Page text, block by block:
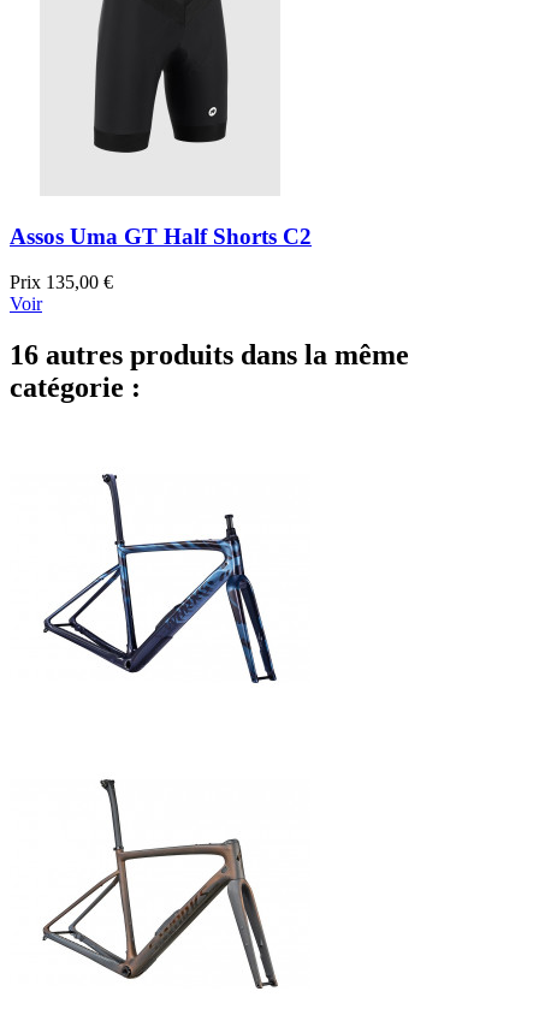
Assos Uma GT Half Shorts C2
Prix 135,00 €
Voir
16 autres produits dans la même
catégorie :